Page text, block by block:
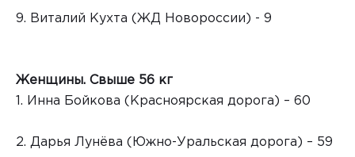
9. Виталий Кухта (ЖД Новороссии) - 9
Женщины. Свыше 56 кг
1. Инна Бойкова (Красноярская дорога) – 60
2. Дарья Лунёва (Южно-Уральская дорога) – 59